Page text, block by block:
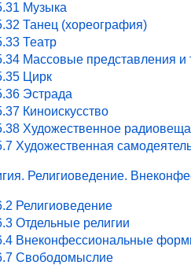
Музыка
Танец (хореография)
Театр
Массовые представления и
Цирк
Эстрада
Киноискусство
Художественное
Художественная
Религиоведение.
Религиоведение
Отдельные религии
Внеконфессиональные
Свободомыслие